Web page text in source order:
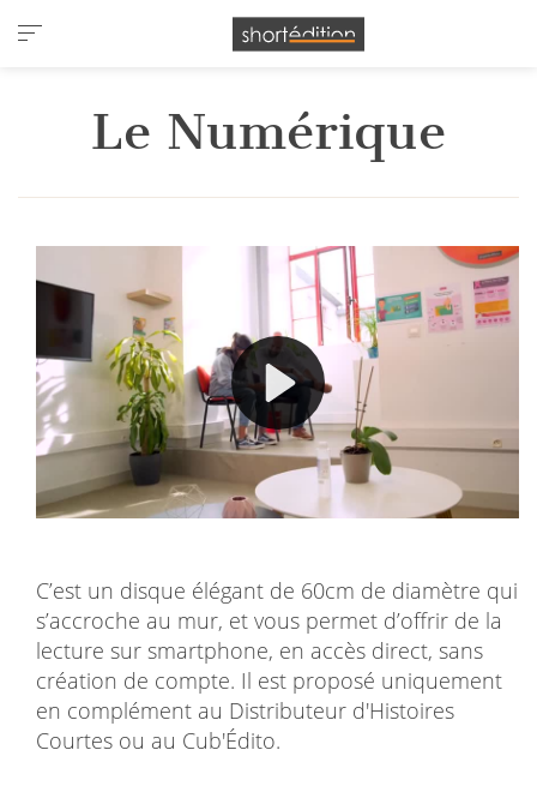
Panneau de gestion des cookies
Le Numérique
C’est un disque élégant de 60cm de diamètre qui
s’accroche au mur, et vous permet d’offrir de la
lecture sur smartphone, en accès direct, sans
création de compte. Il est proposé uniquement
en complément au Distributeur d'Histoires
Courtes ou au Cub'Édito.